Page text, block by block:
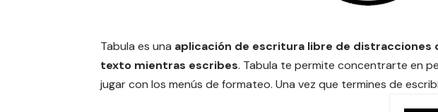
Tabula es una aplicación de escritura libre de
texto mientras escribes. Tabula te permite concentrarte en
jugar con los menús de formateo. Una vez que termines de